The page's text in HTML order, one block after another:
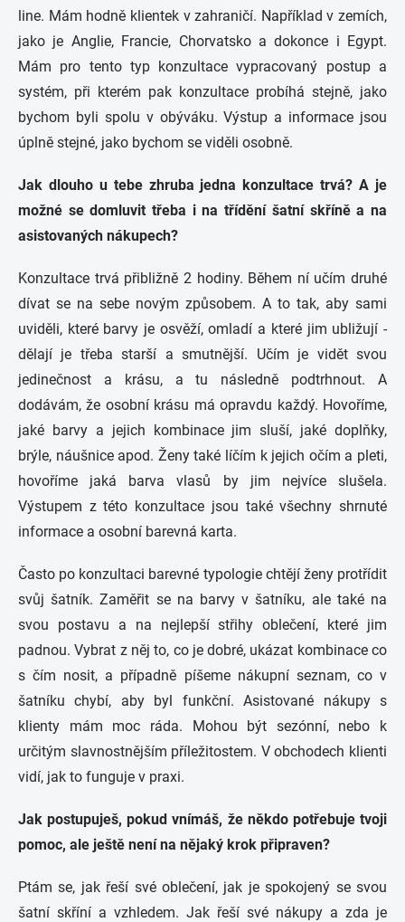
line. Mám hodně klientek v zahraničí. Například v zemích,
jako je Anglie, Francie, Chorvatsko a dokonce i Egypt.
Mám pro tento typ konzultace vypracovaný postup a
systém, při kterém pak konzultace probíhá stejně, jako
bychom byli spolu v obýváku. Výstup a informace jsou
úplně stejné, jako bychom se viděli osobně.
Jak dlouho u tebe zhruba jedna konzultace trvá? A je
možné se domluvit třeba i na třídění šatní skříně a na
asistovaných nákupech?
Konzultace trvá přibližně 2 hodiny. Během ní učím druhé
dívat se na sebe novým způsobem. A to tak, aby sami
uviděli, které barvy je osvěží, omladí a které jim ubližují -
dělají je třeba starší a smutnější. Učím je vidět svou
jedinečnost a krásu, a tu následně podtrhnout. A
dodávám, že osobní krásu má opravdu každý. Hovoříme,
jaké barvy a jejich kombinace jim sluší, jaké doplňky,
brýle, náušnice apod. Ženy také líčím k jejich očím a pleti,
hovoříme jaká barva vlasů by jim nejvíce slušela.
Výstupem z této konzultace jsou také všechny shrnuté
informace a osobní barevná karta.
Často po konzultaci barevné typologie chtějí ženy protřídit
svůj šatník. Zaměřit se na barvy v šatníku, ale také na
svou postavu a na nejlepší střihy oblečení, které jim
padnou. Vybrat z něj to, co je dobré, ukázat kombinace co
s čím nosit, a případně píšeme nákupní seznam, co v
šatníku chybí, aby byl funkční.Asistované nákupy s
klienty mám moc ráda. Mohou být sezónní, nebo k
určitým slavnostnějším příležitostem. V obchodech klienti
vidí, jak to funguje v praxi.
Jak postupuješ, pokud vnímáš, že někdo potřebuje tvoji
pomoc, ale ještě není na nějaký krok připraven?
Ptám se, jak řeší své oblečení, jak je spokojený se svou
šatní skříní a vzhledem. Jak řeší své nákupy a zda je